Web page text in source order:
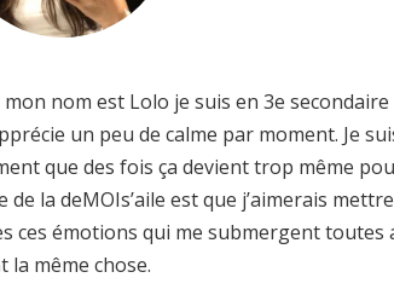
nom est Lolo je suis en 3e secondaire
un peu de calme par moment. Je
que des fois ça devient trop même
de la deMOIs’aile est que j’aimerais
ces émotions qui me submergent toutes
la même chose.